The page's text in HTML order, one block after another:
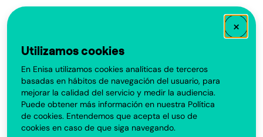
×
Utilizamos cookies
En Enisa utilizamos cookies analíticas de terceros
basadas en hábitos de navegación del usuario, para
mejorar la calidad del servicio y medir la audiencia.
Puede obtener más información en nuestra Política
de cookies. Entendemos que acepta el uso de
cookies en caso de que siga navegando.